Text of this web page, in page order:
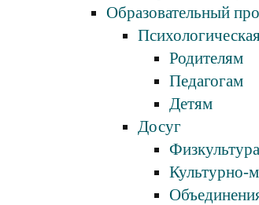
Образовательный
Родителям
Педагогам
Детям
Досуг
Культурно-